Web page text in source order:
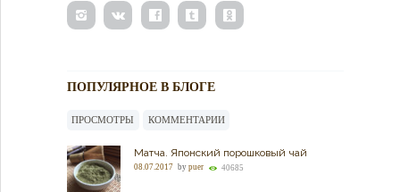
ПОПУЛЯРНОЕ В БЛОГЕ
ПРОСМОТРЫ КОММЕНТАРИИ
Матча. Японский порошковый чай
08.07.2017 by puer 40685